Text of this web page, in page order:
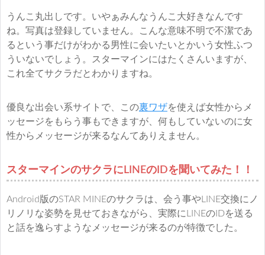
うんこ丸出しです。いやぁみんなうんこ大好きなんです
ね。写真は登録していません。こんな意味不明で不潔であ
るという事だけがわかる男性に会いたいとかいう女性ふつ
ういないでしょう。スターマインにはたくさんいますが、
これ全てサクラだとわかりますね。
優良な出会い系サイトで、この裏ワザを使えば女性からメ
ッセージをもらう事もできますが、何もしていないのに女
性からメッセージが来るなんてありえません。
スターマインのサクラにLINEのIDを聞いてみた！！
Android版のSTAR MINEのサクラは、会う事やLINE交換にノ
リノリな姿勢を見せておきながら、実際にLINEのIDを送る
と話を逸らすようなメッセージが来るのが特徴でした。